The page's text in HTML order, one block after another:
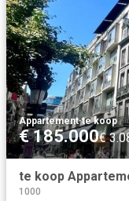
Appartement·te koop
€ 185.000€
te koop
1000